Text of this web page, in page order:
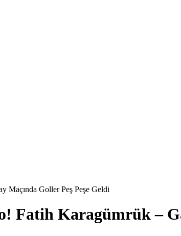
Maçında Goller Peş Peşe Geldi
Fatih Karagümrük –